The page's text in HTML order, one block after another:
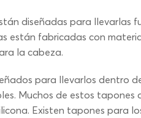
diseñadas para llevarlas
están fabricadas con
la cabeza.
para llevarlos dentro
Muchos de estos tapones
Existen tapones para